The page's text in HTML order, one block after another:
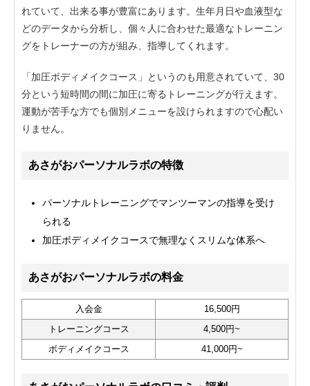
れていて、出来る事が豊富にあります。生年月日や血液型な
どのデータから分析し、個々人に合わせた最適なトレーニン
グをトレーナーの方が組み、指導してくれます。
「加圧ボディメイクコース」というのも用意されていて、30
分という短時間の間に加圧に寄るトレーニングが行えます。
運動が苦手な方でも個別メニューを設けられますので心配い
りません。
あさがおパーソナルラボの特徴
パーソナルトレーニングでマンツーマンの指導を受け
られる
加圧ボディメイクコースで無理なくスリムな体系へ
あさがおパーソナルラボの料金
入会金
16,500円
トレーニングコース
4,500円~
ボディメイクコース
41,000円~